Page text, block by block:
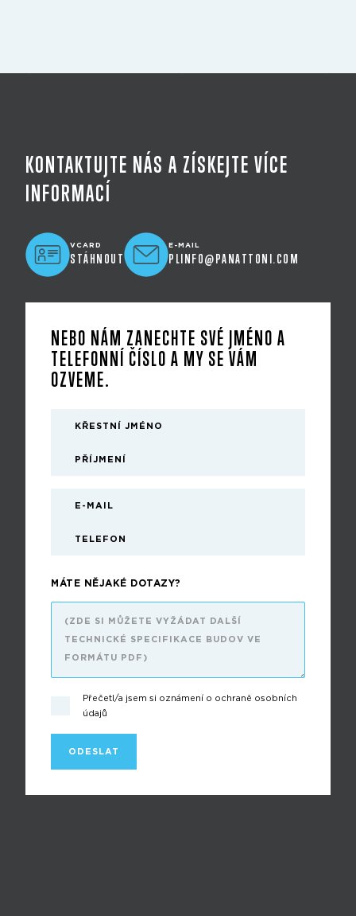
KONTAKTUJTE NÁS A ZÍSKEJTE VÍCE
INFORMACÍ
VCARD
STÁHNOUT
E-MAIL
PLINFO@PANATTONI.COM
NEBO NÁM ZANECHTE SVÉ JMÉNO A
TELEFONNÍ ČÍSLO A MY SE VÁM
OZVEME.
MÁTE NĚJAKÉ DOTAZY?
Přečetl/a jsem si oznámení o ochraně osobních
údajů